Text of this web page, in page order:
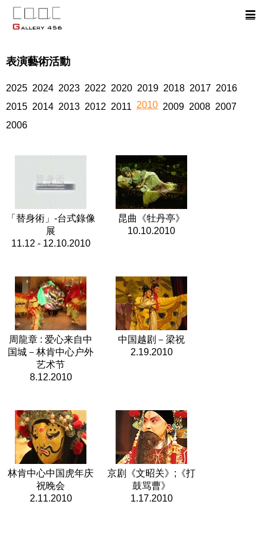
表演藝術活動
2025 2024 2023 2022 2020 2019 2018 2017 2016
2015 2014 2013 2012 2011 2010 2009 2008 2007
2006
「替身術」-台式錄像
展
11.12 - 12.10.2010
昆曲《牡丹亭》
10.10.2010
周龍章 : 爱心来自中
国城－林肯中心户外
艺术节
8.12.2010
中国越剧－梁祝
2.19.2010
林肯中心中国虎年庆
祝晚会
2.11.2010
京剧《文昭关》;《打
鼓骂曹》
1.17.2010